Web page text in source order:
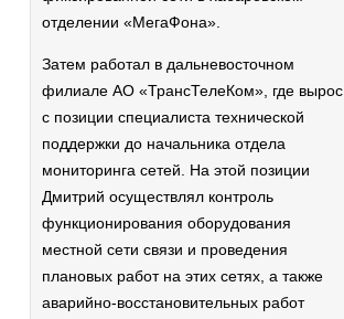
отделении «МегаФона».
Затем работал в дальневосточном
филиале АО «ТрансТелеКом», где вырос
с позиции специалиста технической
поддержки до начальника отдела
мониторинга сетей. На этой позиции
Дмитрий осуществлял контроль
функционирования оборудования
местной сети связи и проведения
плановых работ на этих сетях, а также
аварийно-восстановительных работ